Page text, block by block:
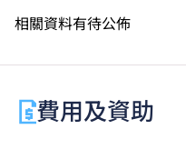
相關資料有待公佈
費用及資助